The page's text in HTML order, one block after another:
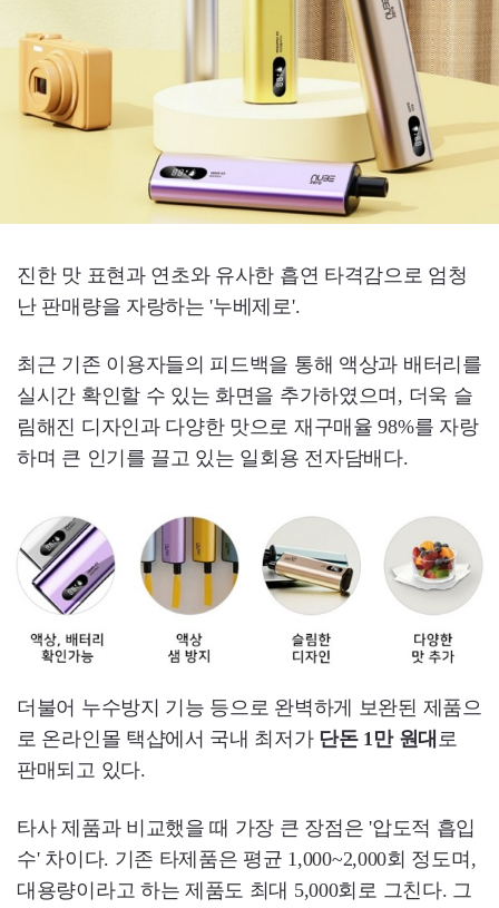
진한 맛 표현과 연초와 유사한 흡연 타격감으로 엄청
난 판매량을 자랑하는 '누베제로'.
최근 기존 이용자들의 피드백을 통해 액상과 배터리를
실시간 확인할 수 있는 화면을 추가하였으며, 더욱 슬
림해진 디자인과 다양한 맛으로 재구매율 98%를 자랑
하며 큰 인기를 끌고 있는 일회용 전자담배다.
더불어 누수방지 기능 등으로 완벽하게 보완된 제품으
로 온라인몰 택샵에서 국내 최저가 단돈 1만 원대 로
판매되고 있다.
타사 제품과 비교했을 때 가장 큰 장점은 '압도적 흡입
수' 차이다. 기존 타제품은 평균 1,000~2,000회 정도며,
대용량이라고 하는 제품도 최대 5,000회로 그친다. 그